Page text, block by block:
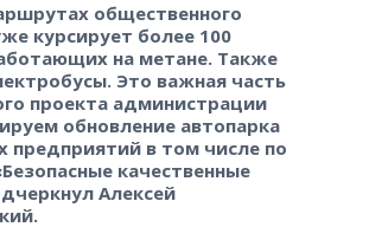
общественного
курсирует более 100
на метане. Также
Это важная часть
проекта администрации
обновление автопарка
предприятий в том числе по
качественные
Алексей